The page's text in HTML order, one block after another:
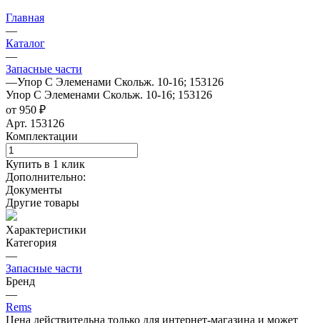
Главная
—
Каталог
—
Запасные части
—Упор С Элеменами Скольж. 10-16; 153126
Упор С Элеменами Скольж. 10-16; 153126
от 950 ₽
Арт. 153126
Комплектации
Купить в 1 клик
Дополнительно:
Документы
Другие товары
Характеристики
Категория
—
Запасные части
Бренд
—
Rems
Цена действительна только для интернет-магазина и может